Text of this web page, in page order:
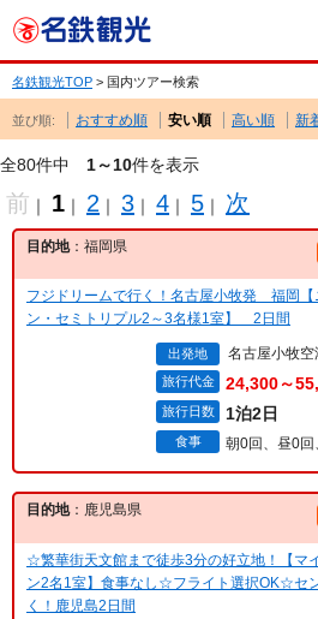
名鉄観光TOP > 国内ツアー検索
並び順: おすすめ順 安い順 高い順 新
全80件中 1～10件を表示
前 ｜ 1 ｜ 2 ｜ 3 ｜ 4 ｜ 5 ｜ 次
目的地：福岡県
フジドリームで行く！名古屋小牧発 福岡【
ン・セミトリプル2～3名様1室】 2日間
出発地 名古屋小牧空
旅行代金 24,300～
旅行日数 1泊2日
食事 朝0回、昼0回
目的地：鹿児島県
☆繁華街天文館まで徒歩3分の好立地！【マ
ン2名1室】食事なし☆フライト選択OK☆セ
く！鹿児島2日間